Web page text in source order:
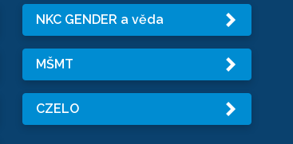
NKC GENDER a věda
MŠMT
CZELO